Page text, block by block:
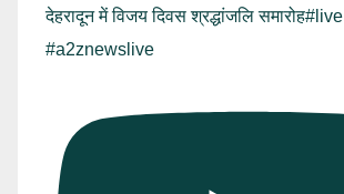
देहरादून में विजय दिवस श्रद्धांजलि समारोह#live
#a2znewslive